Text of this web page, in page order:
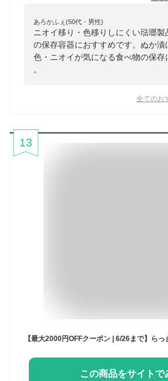
あろかふぇ(50代・男性)
ニオイ移り・色移りしにくい琺瑯製
の保存容器におすすめです。ぬか漬
色・ニオイが気になる食べ物の保存
。
全てのお
13
この商品をサイトで